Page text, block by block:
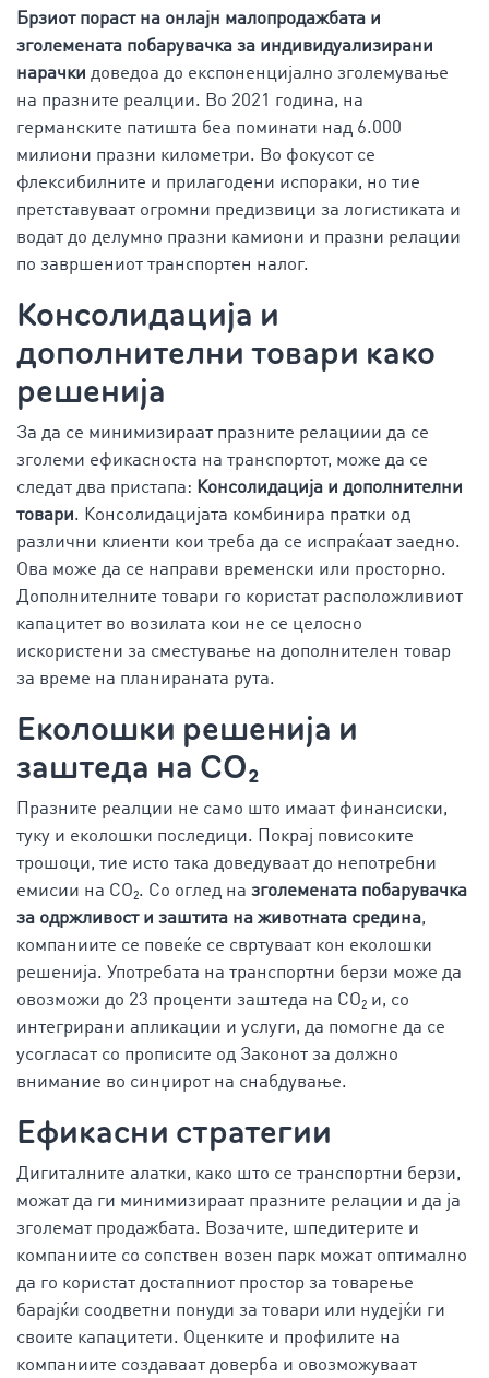
Брзиот пораст на онлајн малопродажбата и
зголемената побарувачка за индивидуализирани
нарачки доведоа до експоненцијално зголемување
на празните реалции. Во 2021 година, на
германските патишта беа поминати над 6.000
милиони празни километри. Во фокусот се
флексибилните и прилагодени испораки, но тие
претставуваат огромни предизвици за логистиката и
водат до делумно празни камиони и празни релации
по завршениот транспортен налог.
Консолидација и
дополнителни товари како
решенија
За да се минимизираат празните релациии да се
зголеми ефикасноста на транспортот, може да се
следат два пристапа: Консолидација и дополнителни
товари. Консолидацијата комбинира пратки од
различни клиенти кои треба да се испраќаат заедно.
Ова може да се направи временски или просторно.
Дополнителните товари го користат расположливиот
капацитет во возилата кои не се целосно
искористени за сместување на дополнителен товар
за време на планираната рута.
Еколошки решенија и
заштеда на CO₂
Празните реалции не само што имаат финансиски,
туку и еколошки последици. Покрај повисоките
трошоци, тие исто така доведуваат до непотребни
емисии на CO₂. Со оглед на зголемената побарувачка
за одржливост и заштита на животната средина,
компаниите се повеќе се свртуваат кон еколошки
решенија. Употребата на транспортни берзи може да
овозможи до 23 проценти заштеда на CO₂ и, со
интегрирани апликации и услуги, да помогне да се
усогласат со прописите од Законот за должно
внимание во синџирот на снабдување.
Ефикасни стратегии
Дигиталните алатки, како што се транспортни берзи,
можат да ги минимизираат празните релации и да ја
зголемат продажбата. Возачите, шпедитерите и
компаниите со сопствен возен парк можат оптимално
да го користат достапниот простор за товарење
барајќи соодветни понуди за товари или нудејќи ги
своите капацитети. Оценките и профилите на
компаниите создаваат доверба и овозможуваат